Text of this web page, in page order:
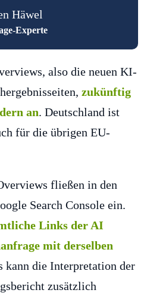
Häwel
Experte
also die neuen KI-
zukünftig
an. Deutschland ist
für die übrigen EU-
fließen in den
Search Console ein.
Links der AI
mit derselben
kann die Interpretation der
zusätzlich